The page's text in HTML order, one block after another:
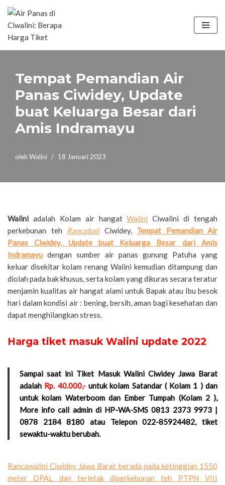
Lompat
ke
konten
Tempat Pemandian Air
Panas Ciwidey, Update
buat Keluarga Besar dari
Amis Indramayu
oleh Walini 18 Januari 2023
Walini adalah Kolam air hangatWalini Ciwalini di tengah
perkebunan teh RancabaliCiwidey, Tempat Pemandian Air
Panas Ciwidey, Update buat Keluarga Besar dari Amis
Indramayu dengan sumber air panas gunung Patuha yang
keluar disekitar kolam renang Walini kemudian ditampung dan
diolah pada bak khusus, serta kolam yang dikuras secara teratur
menjamin kualitas air hangat alami untuk Bapak atau Ibu besok
hari dalam kondisi air : bening, bersih, aman bagi kesehatan dan
dapat menghilangkan stress.
Harga tiket masuk Walini update 2022
Sampai saat ini Tiket Masuk Walini Ciwidey Jawa Barat
adalah Rp. 40.000,-untuk kolam Satandar ( Kolam 1 ) dan
untuk kolam Waterboom dan Ember Tumpah (Kolam 2 ),
More info call admin di HP-WA-SMS 0813 2373 9973 |
0878 2184 8180 atau Telepon 022-85924482, tiket
sewaktu-waktu berubah.
Rancawalini Ciwidey Jawa Barat berada pada ketinggian 1550
meter DPAL dan terletak diperkebunan teh PTPN VIII